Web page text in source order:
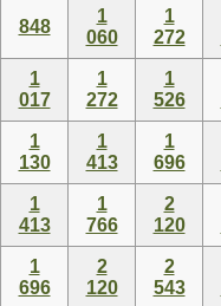
848
1
060
1
272
1
017
1
272
1
526
1
130
1
413
1
696
1
413
1
766
2
120
1
696
2
120
2
543